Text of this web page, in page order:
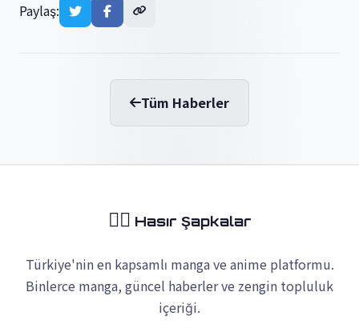
Paylaş:
Tüm Haberler
🏴‍☠️ Hasır Şapkalar
Türkiye'nin en kapsamlı manga ve anime platformu.
Binlerce manga, güncel haberler ve zengin topluluk
içeriği.